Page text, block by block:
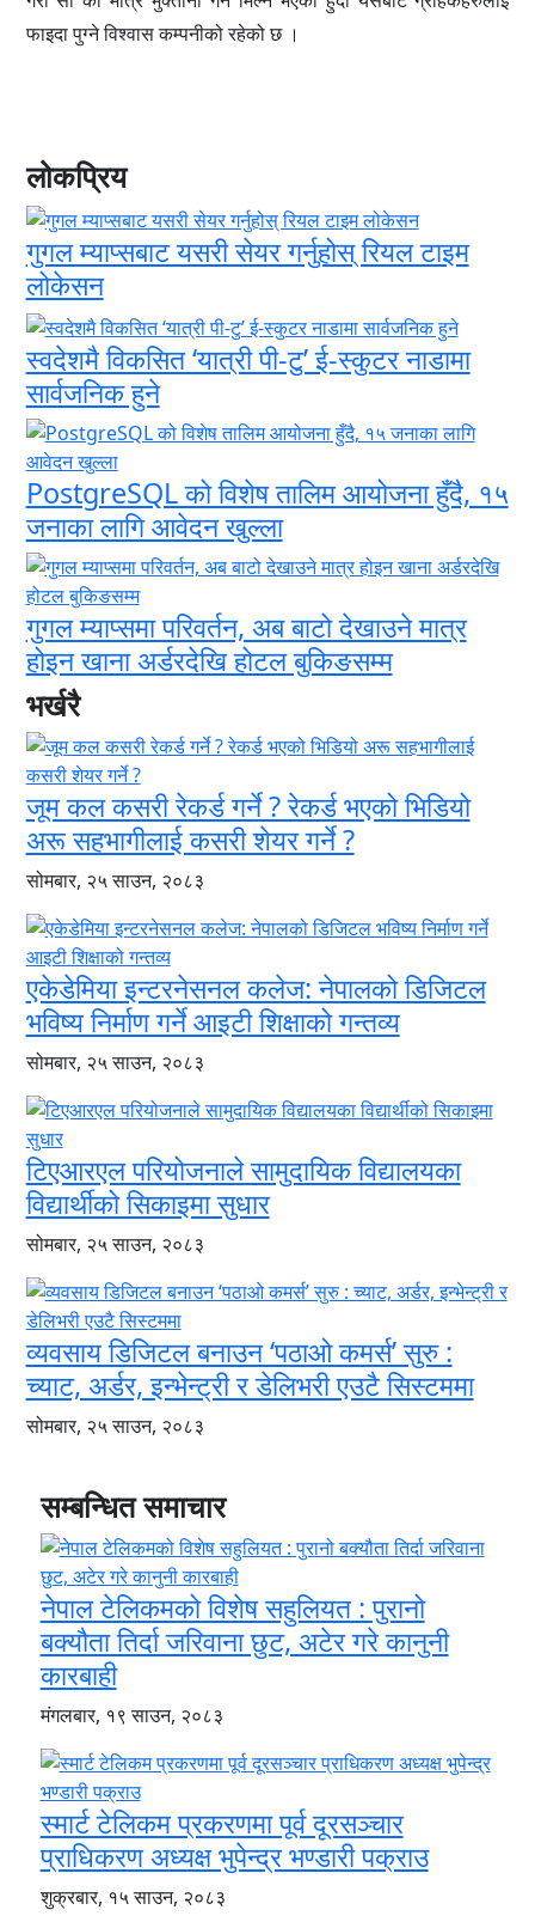
फाइदा पुग्ने विश्वास कम्पनीको रहेको छ ।
लोकप्रिय
गुगल म्याप्सबाट यसरी सेयर गर्नुहोस् रियल टाइम
लोकेसन
स्वदेशमै विकसित ‘यात्री पी-टु’ ई-स्कुटर नाडामा
सार्वजनिक हुने
PostgreSQL को विशेष तालिम आयोजना हुँदै, १५
जनाका लागि आवेदन खुल्ला
गुगल म्याप्समा परिवर्तन, अब बाटो देखाउने मात्र
होइन खाना अर्डरदेखि होटल बुकिङसम्म
भर्खरै
जूम कल कसरी रेकर्ड गर्ने ? रेकर्ड भएको भिडियो
अरू सहभागीलाई कसरी शेयर गर्ने ?
सोमबार, २५ साउन, २०८३
एकेडेमिया इन्टरनेसनल कलेज: नेपालको डिजिटल
भविष्य निर्माण गर्ने आइटी शिक्षाको गन्तव्य
सोमबार, २५ साउन, २०८३
टिएआरएल परियोजनाले सामुदायिक विद्यालयका
विद्यार्थीको सिकाइमा सुधार
सोमबार, २५ साउन, २०८३
व्यवसाय डिजिटल बनाउन ‘पठाओ कमर्स’ सुरु :
च्याट, अर्डर, इन्भेन्ट्री र डेलिभरी एउटै सिस्टममा
सोमबार, २५ साउन, २०८३
सम्बन्धित समाचार
नेपाल टेलिकमको विशेष सहुलियत : पुरानो
बक्यौता तिर्दा जरिवाना छुट, अटेर गरे कानुनी
कारबाही
मंगलबार, १९ साउन, २०८३
स्मार्ट टेलिकम प्रकरणमा पूर्व दूरसञ्चार
प्राधिकरण अध्यक्ष भुपेन्द्र भण्डारी पक्राउ
शुक्रबार, १५ साउन, २०८३